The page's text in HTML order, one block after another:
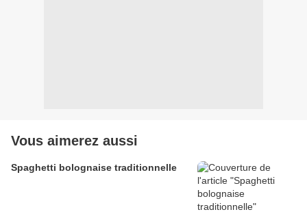
Vous aimerez aussi
Spaghetti bolognaise traditionnelle